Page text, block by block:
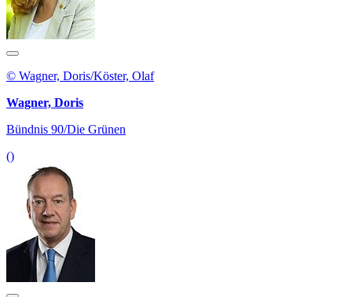
© Wagner, Doris/Köster, Olaf
Wagner, Doris
Bündnis 90/Die Grünen
()